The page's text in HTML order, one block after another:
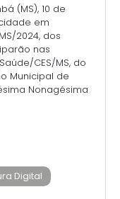
(MS), 10 de
em
2024, dos
nas
CES/MS, do
Municipal de
Nonagésima
Digital